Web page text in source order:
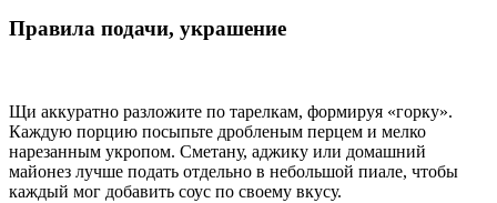
Правила подачи, украшение
Щи аккуратно разложите по тарелкам, формируя «горку».
Каждую порцию посыпьте дробленым перцем и мелко
нарезанным укропом. Сметану, аджику или домашний
майонез лучше подать отдельно в небольшой пиале, чтобы
каждый мог добавить соус по своему вкусу.